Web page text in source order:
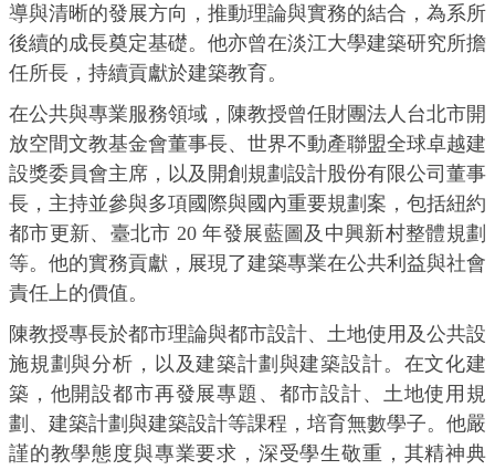
導與清晰的發展方向，推動理論與實務的結合，為系所
後續的成長奠定基礎。他亦曾在淡江大學建築研究所擔
任所長，持續貢獻於建築教育。
在公共與專業服務領域，陳教授曾任財團法人台北市開
放空間文教基金會董事長、世界不動產聯盟全球卓越建
設獎委員會主席，以及開創規劃設計股份有限公司董事
長，主持並參與多項國際與國內重要規劃案，包括紐約
都市更新、臺北市 20 年發展藍圖及中興新村整體規劃
等。他的實務貢獻，展現了建築專業在公共利益與社會
責任上的價值。
陳教授專長於都市理論與都市設計、土地使用及公共設
施規劃與分析，以及建築計劃與建築設計。在文化建
築，他開設都市再發展專題、都市設計、土地使用規
劃、建築計劃與建築設計等課程，培育無數學子。他嚴
謹的教學態度與專業要求，深受學生敬重，其精神典